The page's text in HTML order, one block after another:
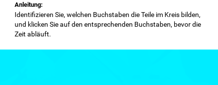
Anleitung:
Identifizieren Sie, welchen Buchstaben die Teile im Kreis bilden,
und klicken Sie auf den entsprechenden Buchstaben, bevor die
Zeit abläuft.